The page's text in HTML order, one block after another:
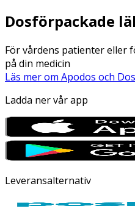
Dosförpackade
För vårdens patienter eller
på din medicin
Läs mer om Apodos och
Ladda ner vår app
Leveransalternativ